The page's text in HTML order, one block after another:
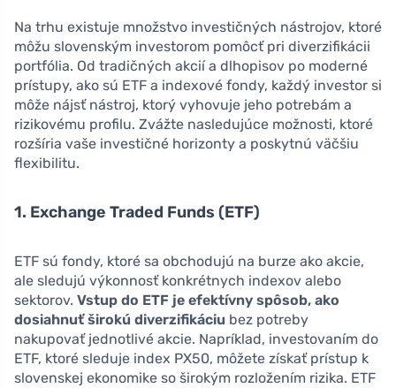
Na trhu existuje množstvo investičných nástrojov, ktoré
môžu slovenským investorom pomôcť pri diverzifikácii
portfólia. Od tradičných akcií a dlhopisov po moderné
prístupy, ako sú ETF a indexové fondy, každý investor si
môže nájsť nástroj, ktorý vyhovuje jeho potrebám a
rizikovému profilu. Zvážte nasledujúce možnosti, ktoré
rozšíria vaše investičné horizonty a poskytnú väčšiu
flexibilitu.
1. Exchange Traded Funds (ETF)
ETF sú fondy, ktoré sa obchodujú na burze ako akcie,
ale sledujú výkonnosť konkrétnych indexov alebo
sektorov. Vstup do ETF je efektívny spôsob, ako
dosiahnuť širokú diverzifikáciu bez potreby
nakupovať jednotlivé akcie. Napríklad, investovaním do
ETF, ktoré sleduje index PX50, môžete získať prístup k
slovenskej ekonomike so širokým rozložením rizika. ETF